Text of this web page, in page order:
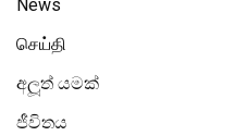
News
செய்தி
අලූත් යමක්
ජීවිතය